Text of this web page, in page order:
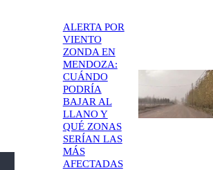
ALERTA POR
VIENTO
ZONDA EN
MENDOZA:
CUÁNDO
PODRÍA
BAJAR AL
LLANO Y
QUÉ ZONAS
SERÍAN LAS
MÁS
AFECTADAS